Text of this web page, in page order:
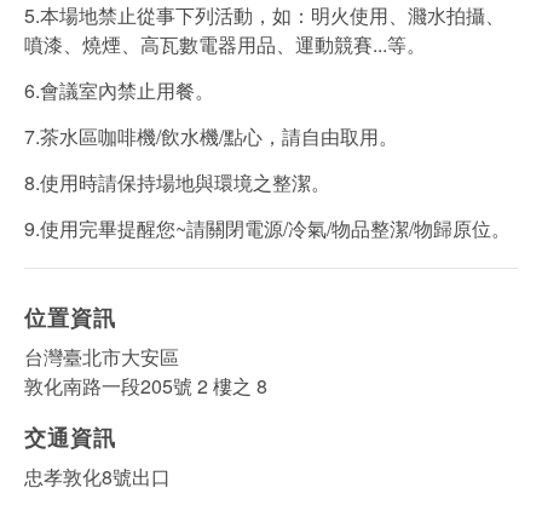
5.本場地禁止從事下列活動，如：明火使用、濺水拍攝、
噴漆、燒煙、高瓦數電器用品、運動競賽...等。
6.會議室內禁止用餐。
7.茶水區咖啡機/飲水機/點心，請自由取用。
8.使用時請保持場地與環境之整潔。
9.使用完畢提醒您~請關閉電源/冷氣/物品整潔/物歸原位。
位置資訊
台灣臺北市大安區
敦化南路一段205號 2 樓之 8
交通資訊
忠孝敦化8號出口